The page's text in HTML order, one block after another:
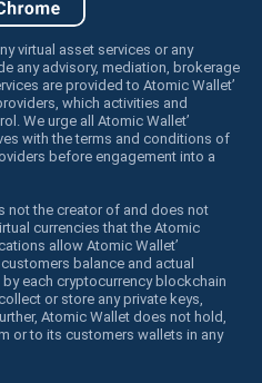
virtual asset services or any
any advisory, mediation, brokerage
are provided to Atomic Wallet’
which activities and
We urge all Atomic Wallet’
with the terms and conditions of
before engagement into a
not the creator of and does not
currencies that the Atomic
allow Atomic Wallet’
balance and actual
each cryptocurrency blockchain
or store any private keys,
Atomic Wallet does not hold,
or to its customers wallets in any